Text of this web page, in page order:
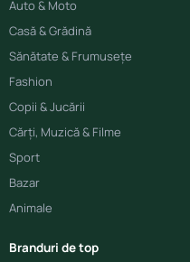
Auto & Moto
Casă & Grădină
Sănătate & Frumusețe
Fashion
Copii & Jucării
Cărți, Muzică & Filme
Sport
Bazar
Animale
Branduri de top